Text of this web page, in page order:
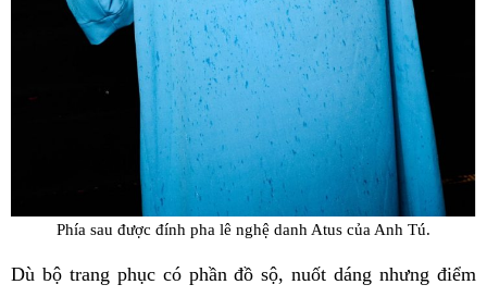
Phía sau được đính pha lê nghệ danh Atus của Anh Tú.
Dù bộ trang phục có phần đồ sộ, nuốt dáng nhưng điểm